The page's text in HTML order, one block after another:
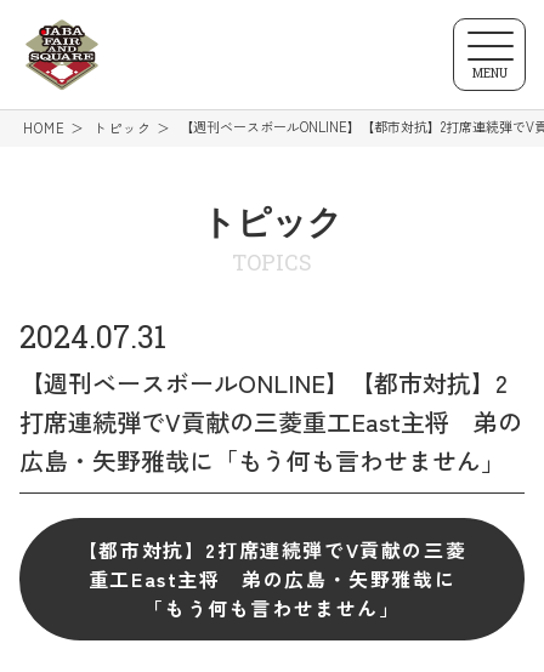
MENU
HOME トピック 【週刊ベースボールONLINE】【都市対抗】2打席連続弾
トピック
TOPICS
2024.07.31
【週刊ベースボールONLINE】【都市対抗】2
打席連続弾でV貢献の三菱重工East主将 弟の
広島・矢野雅哉に「もう何も言わせません」
【都市対抗】2打席連続弾でV貢献の三菱
重工East主将 弟の広島・矢野雅哉に
「もう何も言わせません」